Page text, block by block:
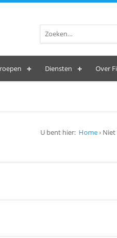
Diensten Over
U bent hier: Home›